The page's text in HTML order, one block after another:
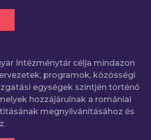
Intézménytár célja mindazon
programok, közösségi
egységek szintjén történő
hozzájárulnak a romániai
megnyilvánításához és